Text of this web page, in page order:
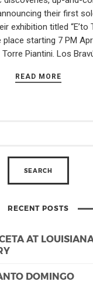
their first
exhibition titled “E’to
place starting 7 PM
Piantini. Los
READ MORE
RECENT POSTS
AT
DOMINGO